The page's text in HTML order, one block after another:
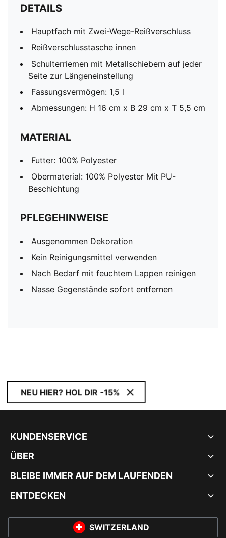
DETAILS
Hauptfach mit Zwei-Wege-Reißverschluss
Reißverschlusstasche innen
Schulterriemen mit Metallschiebern auf jeder
Seite zur Längeneinstellung
Fassungsvermögen: 1,5 l
Abmessungen: H 16 cm x B 29 cm x T 5,5 cm
MATERIAL
Futter: 100% Polyester
Obermaterial: 100% Polyester Mit PU-
Beschichtung
PFLEGEHINWEISE
Ausgenommen Dekoration
Kein Reinigungsmittel verwenden
Nach Bedarf mit feuchtem Lappen reinigen
Nasse Gegenstände sofort entfernen
NEU HIER? HOL DIR -15%
KUNDENSERVICE
ÜBER
BLEIBE IMMER AUF DEM LAUFENDEN
ENTDECKEN
SWITZERLAND